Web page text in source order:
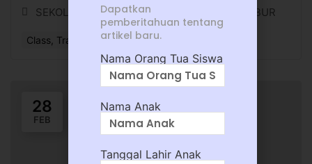
SEKOLAH KRISTEN TIRTAMARTA BPK PENABUR
Class, Training, or Workshop
28
FEB
Dapatkan
pemberitahuan tentang
artikel baru.
Nama Orang Tua Siswa
Nama Anak
Tanggal Lahir Anak